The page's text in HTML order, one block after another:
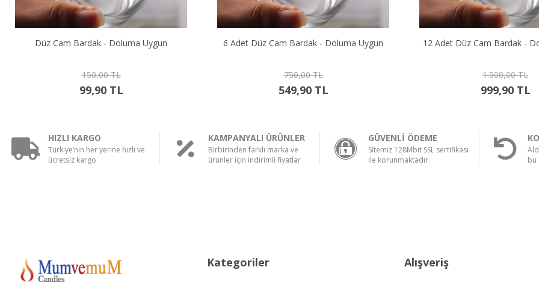
6 Adet Düz Cam Bardak - Doluma Uygun
750,00 TL
549,90 TL
12 Adet Düz Cam Bardak - Doluma Uygun
1.500,00 TL
999,90 TL
24 Adet Düz Cam Bardak -
2.500,00 TL
1.899,90 TL
HIZLI KARGO
Türkiye’nin her yerine hızlı ve
ücretsiz kargo
KAMPANYALI ÜRÜNLER
Birbirinden farklı marka ve
ürünler için indirimli fiyatlar
GÜVENLİ ÖDEME
Sİtemiz 128Mbit SSL sertifikası
ile korunmaktadır
bu
Kategoriler Alışveriş